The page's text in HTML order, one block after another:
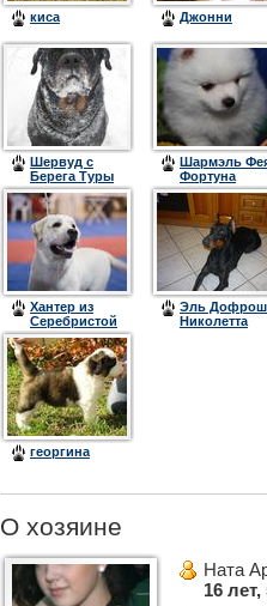
киса Джонни
Шервуд с
Берега Туры
Шармэль
Фортуна
Хантер из
Серебристой
Гавани
Эль
Николетта
георгина
О хозяине
Ната
16